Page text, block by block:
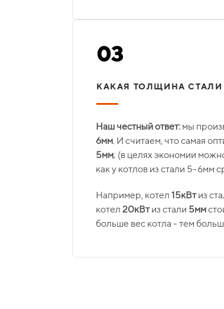
03
КАКАЯ ТОЛЩИНА СТАЛИ
Наш честный ответ: мы
6мм . И считаем, что самая
5мм; (в целях экономии
как у котлов из стали 5-6мм
Например, котел 15кВтиз
котел 20кВтиз стали 5мм
больше вес котла - тем